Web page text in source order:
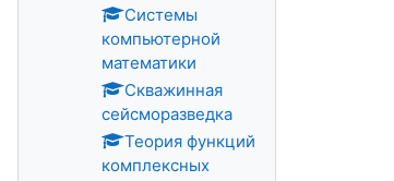
Системы
компьютерной
математики
Скважинная
сейсморазведка
Теория функций
комплексных